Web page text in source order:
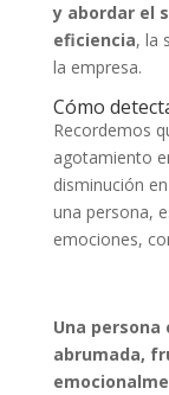
y abordar el
eficiencia, la
la empresa.
Cómo
Recordemos
agotamiento
disminución
una persona,
emociones,
Una
abrumada,